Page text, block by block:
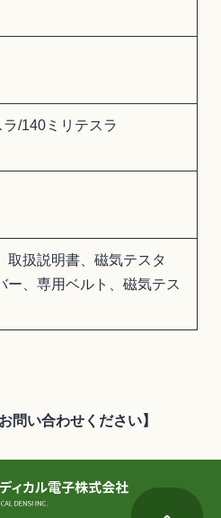
/140ミリテスラ
取扱説明書、磁気テスタ
ー、専用ベルト、磁気テス
問い合わせください】